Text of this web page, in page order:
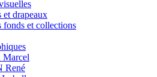
et drapeaux
fonds et collections
René